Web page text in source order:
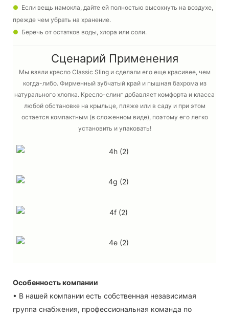
● Если вещь намокла, дайте ей полностью высохнуть на воздухе,
прежде чем убрать на хранение.
● Беречь от остатков воды, хлора или соли.
Сценарий Применения
Мы взяли кресло Classic Sling и сделали его еще красивее, чем
когда-либо. Фирменный зубчатый край и пышная бахрома из
натурального хлопка. Кресло-слинг добавляет комфорта и класса
любой обстановке на крыльце, пляже или в саду и при этом
остается компактным (в сложенном виде), поэтому его легко
установить и упаковать!
Особенность компании
• В нашей компании есть собственная независимая
группа снабжения, профессиональная команда по